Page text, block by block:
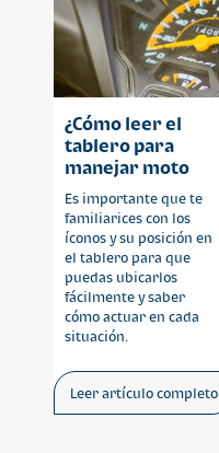
¿Cómo leer el
tablero para
manejar moto
como
profesional?
Es importante que te
familiarices con los
íconos y su posición en
el tablero para que
puedas ubicarlos
fácilmente y saber
cómo actuar en cada
situación.
Leer artículo completo